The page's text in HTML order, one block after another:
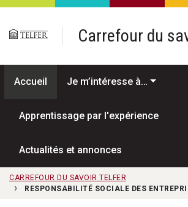
Passer au contenu principal
Carrefour du
Accueil Je m’intéresse à…
Apprentissage par l'expérience
Actualités et annonces
CARREFOUR DU SAVOIR TELFER
RESPONSABILITÉ SOCIALE DES